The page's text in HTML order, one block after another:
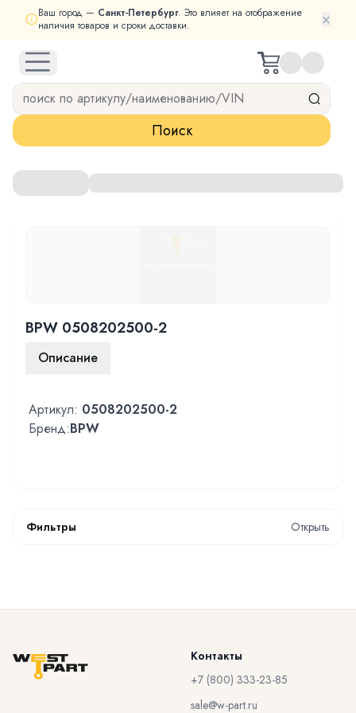
Ваш город — Санкт-Петербург. Это влияет на отображение
наличия товаров и сроки доставки.
×
open navigation menu
Поиск
BPW 0508202500-2
Описание
Артикул: 0508202500-2
Бренд:BPW
Фильтры Открыть
Контакты
+7 (800) 333-23-85
sale@w-part.ru